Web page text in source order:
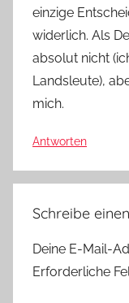
einzige
widerlich. Als
absolut nicht
Landsleute),
mich.
Antworten
Schreibe
Deine E-Mail-
Erforderliche